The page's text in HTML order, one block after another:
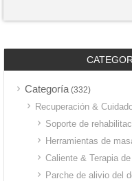
Categoría(332)
Recuperación &
Soporte de
Herramientas de
Caliente & Terapia
Parche de alivio del